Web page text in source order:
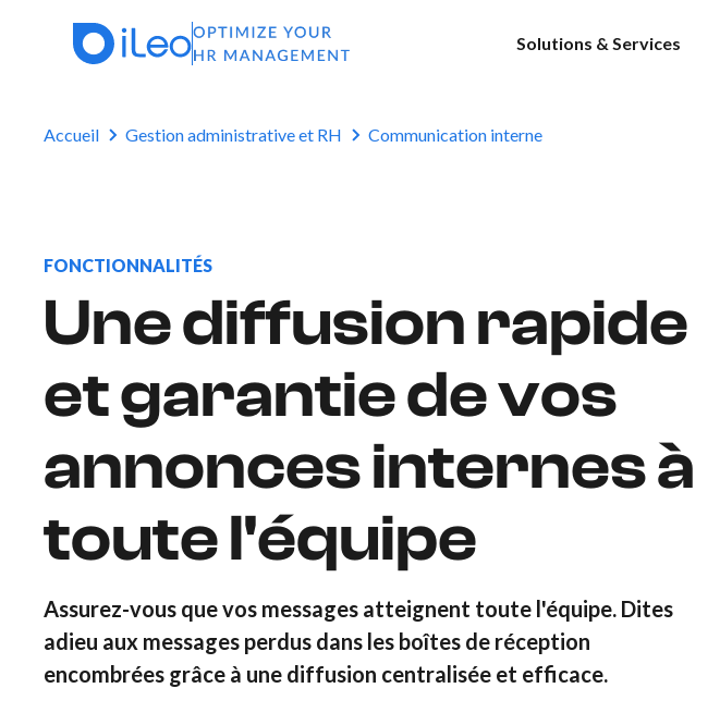
Solutions & Services
Accueil Gestion administrative et RH Communication interne
FONCTIONNALITÉS
Une diffusion rapide
et garantie de vos
annonces internes à
toute l'équipe
Assurez-vous que vos messages atteignent toute l'équipe. Dites
adieu aux messages perdus dans les boîtes de réception
encombrées grâce à une diffusion centralisée et efficace.